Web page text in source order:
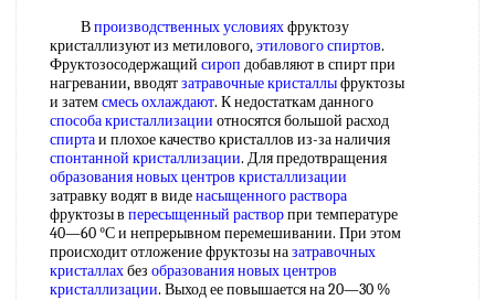
Впроизводственных условияхфруктозу
кристаллизуют из метилового,этилового спиртов.
Фруктозосодержащий сироп добавляют в спирт при
нагревании, вводятзатравочные кристаллыфруктозы
и затемсмесь охлаждают. К недостаткам данного
способа кристаллизации относятся большой расход
спиртаи плохое качество кристаллов из-за наличия
спонтанной кристаллизации. Для предотвращения
образования новыхцентров кристаллизации
затравку водят в виденасыщенного раствора
фруктозы в пересыщенный растворпри температуре
40—60 °С и непрерывном перемешивании. При этом
происходит отложение фруктозы назатравочных
кристаллахбез образования новыхцентров
кристаллизации. Выход ее повышается на 20—30 %